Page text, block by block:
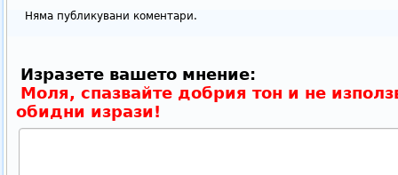
Няма публикувани коментари.
Изразете вашето мнение:
Моля, спазвайте добрия тон и не
обидни изрази!